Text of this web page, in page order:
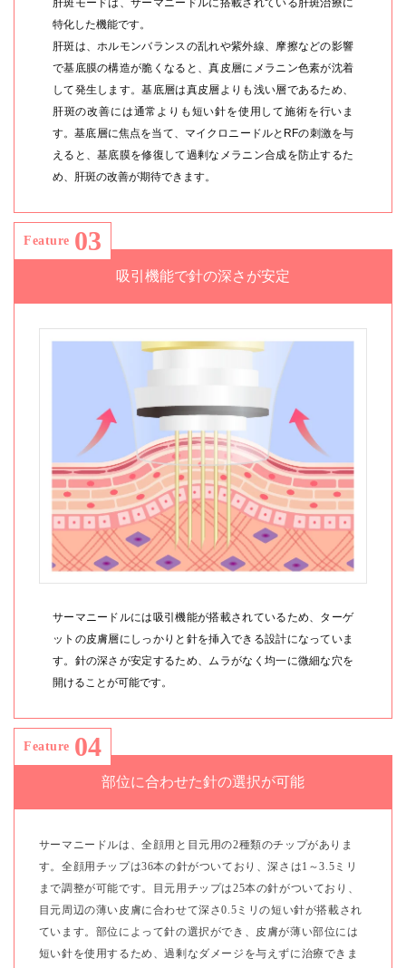
肝斑モードは、サーマニードルに搭載されている肝斑治療に
特化した機能です。
肝斑は、ホルモンバランスの乱れや紫外線、摩擦などの影響
で基底膜の構造が脆くなると、真皮層にメラニン色素が沈着
して発生します。基底層は真皮層よりも浅い層であるため、
肝斑の改善には通常よりも短い針を使用して施術を行いま
す。基底層に焦点を当て、マイクロニードルとRFの刺激を与
えると、基底膜を修復して過剰なメラニン合成を防止するた
め、肝斑の改善が期待できます。
Feature 03
吸引機能で針の深さが安定
サーマニードルには吸引機能が搭載されているため、ターゲ
ットの皮膚層にしっかりと針を挿入できる設計になっていま
す。針の深さが安定するため、ムラがなく均一に微細な穴を
開けることが可能です。
Feature 04
部位に合わせた針の選択が可能
サーマニードルは、全顔用と目元用の2種類のチップがありま
す。全顔用チップは36本の針がついており、深さは1～3.5ミリ
まで調整が可能です。目元用チップは25本の針がついており、
目元周辺の薄い皮膚に合わせて深さ0.5ミリの短い針が搭載され
ています。部位によって針の選択ができ、皮膚が薄い部位には
短い針を使用するため、過剰なダメージを与えずに治療できま